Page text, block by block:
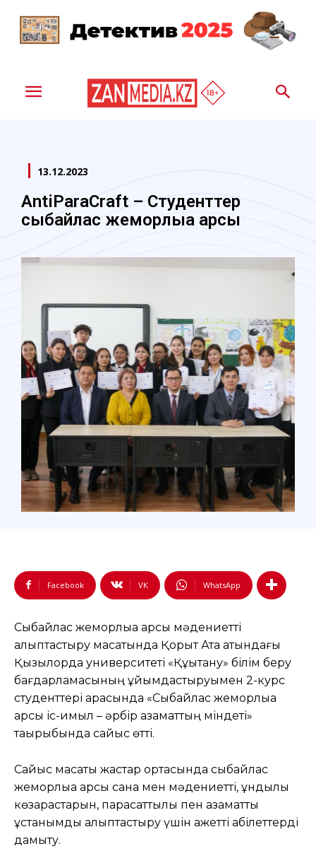
13.12.2023
AntiParaCraft – Cтуденттер
сыбайлас жемқорлыққа қарсы
Facebook VK WhatsApp
Сыбайлас жемқорлыққа қарсы мәдениетті
қалыптастыру мақсатында Қорқыт Ата атындағы
Қызылорда университеті «Құқықтану» білім беру
бағдарламасының ұйымдастыруымен 2-курс
студенттері арасында «Сыбайлас жемқорлыққа
қарсы іс-қимыл – әрбір азаматтың міндеті»
тақырыбында сайыс өтті.
Сайыс мақсаты жастар ортасында сыбайлас
жемқорлыққа қарсы сана мен мәдениетті, құндылық
көзқарастарын, парасаттылық пен азаматтық
ұстанымды қалыптастыру үшін қажетті қабілеттерді
дамыту.